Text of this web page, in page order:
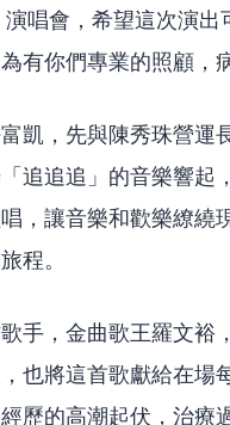
唱會，希望這次演出
有你們專業的照顧，
凱，先與陳秀珠營運
追追追」的音樂響起
，讓音樂和歡樂繚繞
程。
手，金曲歌王羅文裕
也將這首歌獻給在場
歷的高潮起伏，治療